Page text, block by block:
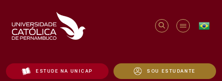
ESTUDE NA UNICAP SOU ESTUDANTE